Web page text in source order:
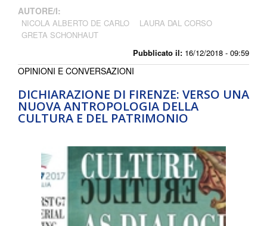
Pubblicato il: 16/12/2018 - 09:59
AUTORE/I:
NICOLA ALBERTO DE CARLO
LAURA DAL CORSO
GRETA SCHONHAUT
DICHIARAZIONE DI FIRENZE: VERSO UNA
NUOVA ANTROPOLOGIA DELLA
CULTURA E DEL PATRIMONIO
OPINIONI E CONVERSAZIONI